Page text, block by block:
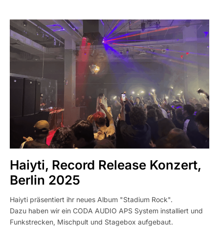
Haiyti, Record Release Konzert,
Berlin 2025
Haiyti präsentiert ihr neues Album "Stadium Rock".
Dazu haben wir ein CODA AUDIO APS System installiert und
Funkstrecken, Mischpult und Stagebox aufgebaut.